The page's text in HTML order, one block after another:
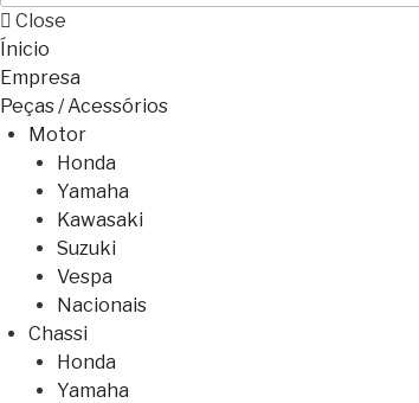
Close
Ínicio
Empresa
Peças / Acessórios
Motor
Honda
Yamaha
Kawasaki
Suzuki
Vespa
Nacionais
Chassi
Honda
Yamaha